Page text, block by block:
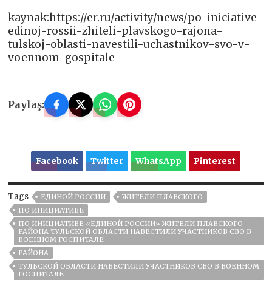
kaynak:https://er.ru/activity/news/po-iniciative-
edinoj-rossii-zhiteli-plavskogo-rajona-
tulskoj-oblasti-navestili-uchastnikov-svo-v-
voennom-gospitale
Paylaş:
Facebook Twitter WhatsApp Pinterest
Tags ЕДИНОЙ РОССИИ
ЖИТЕЛИ ПЛАВСКОГО
ПО ИНИЦИАТИВЕ
ПО ИНИЦИАТИВЕ «ЕДИНОЙ РОССИИ» ЖИТЕЛИ ПЛАВСКОГО
РАЙОНА ТУЛЬСКОЙ ОБЛАСТИ НАВЕСТИЛИ УЧАСТНИКОВ СВО В
ВОЕННОМ ГОСПИТАЛЕ
РАЙОНА
ТУЛЬСКОЙ ОБЛАСТИ НАВЕСТИЛИ УЧАСТНИКОВ СВО В ВОЕННОМ
ГОСПИТАЛЕ